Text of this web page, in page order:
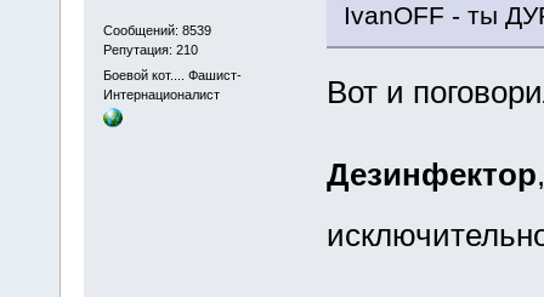
Сообщений: 8539
Репутация: 210
Боевой кот.... Фашист-
Интернационалист
IvanOFF - ты
Вот и
Дезинфектор